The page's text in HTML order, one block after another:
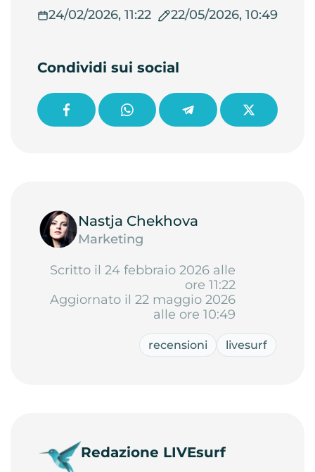
24/02/2026, 11:22
22/05/2026, 10:49
Condividi sui social
Nastja Chekhova
Marketing
Scritto il 24 febbraio 2026 alle
ore 11:22
Aggiornato il 22 maggio 2026
alle ore 10:49
recensioni livesurf
Redazione LIVEsurf